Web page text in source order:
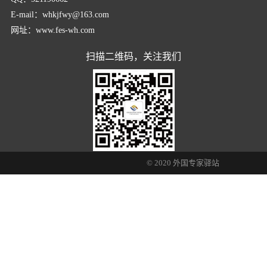
E-mail：whkjfwy@163.com
网址：www.fes-wh.com
扫描二维码，关注我们
© 2020 外国专家驿站